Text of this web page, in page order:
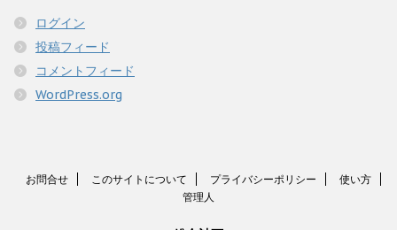
ログイン
投稿フィード
コメントフィード
WordPress.org
お問合せ このサイトについて プライバシーポリシー
使い方
管理人